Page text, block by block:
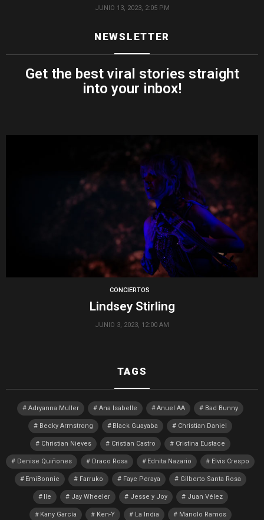
JUNIO 13, 2023, 2:05 PM
NEWSLETTER
Get the best viral stories straight
into your inbox!
CONCIERTOS
Lindsey Stirling
JUNIO 3, 2023, 12:00 AM
TAGS
Adryanna Muller Ana Isabelle Anuel AA Bad Bunny
Becky Armstrong Black Guayaba Christian Daniel
Christian Nieves Cristian Castro Cristina Eustace
Denise Quiñones Draco Rosa Ednita Nazario Elvis Crespo
EmiBonnie Farruko Faye Peraya Gilberto Santa Rosa
Ile Jay Wheeler Jesse y Joy Juan Vélez
Kany García Ken-Y La India Manolo Ramos